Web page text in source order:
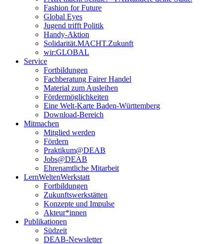
Fashion for Future
Global Eyes
Jugend trifft Politik
Handy-Aktion
Solidarität.MACHT.Zukunft
wir:GLOBAL
Service
Fortbildungen
Fachberatung Fairer Handel
Material zum Ausleihen
Fördermöglichkeiten
Eine Welt-Karte Baden-Württemberg
Download-Bereich
Mitmachen
Mitglied werden
Fördern
Praktikum@DEAB
Jobs@DEAB
Ehrenamtliche Mitarbeit
LernWeltenWerkstatt
Fortbildungen
Zukunftswerkstätten
Konzepte und Impulse
Akteur*innen
Publikationen
Südzeit
DEAB-Newsletter